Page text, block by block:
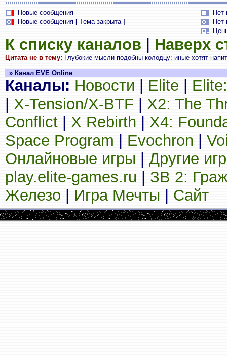
Новые сообщения
Нет
Новые сообщения [ Тема закрыта ]
Нет
К списку каналов Наверх
Цитата не в тему: Глубокие мысли подобны колодцу: иные хотят
» Канал EVE Online
Каналы: Новости Elite
X-Tension/X-BTF
X2: The
Conflict
X Rebirth
X4:
Space Program
Evochron
Онлайновые игры
Другие
play.elite-games.ru
ЗВ 2:
Железо
Игра Мечты Сайт